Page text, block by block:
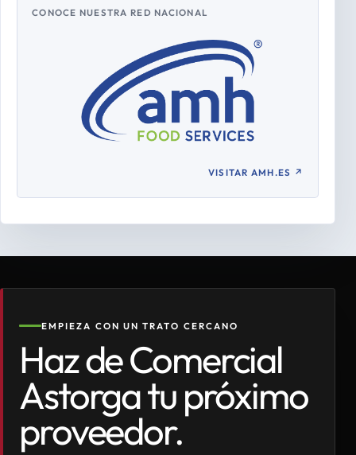
CONOCE NUESTRA RED NACIONAL
VISITAR AMH.ES ↗
EMPIEZA CON UN TRATO CERCANO
Haz de Comercial
Astorga tu próximo
proveedor.